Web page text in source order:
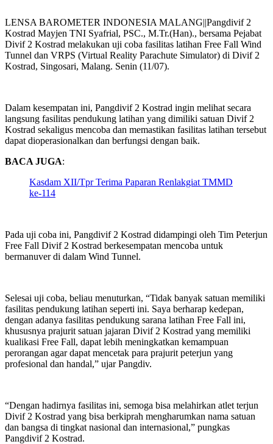
LENSA BAROMETER INDONESIA MALANG||Pangdivif 2
Kostrad Mayjen TNI Syafrial, PSC., M.Tr.(Han)., bersama Pejabat
Divif 2 Kostrad melakukan uji coba fasilitas latihan Free Fall Wind
Tunnel dan VRPS (Virtual Reality Parachute Simulator) di Divif 2
Kostrad, Singosari, Malang. Senin (11/07).
Dalam kesempatan ini, Pangdivif 2 Kostrad ingin melihat secara
langsung fasilitas pendukung latihan yang dimiliki satuan Divif 2
Kostrad sekaligus mencoba dan memastikan fasilitas latihan tersebut
dapat dioperasionalkan dan berfungsi dengan baik.
BACA JUGA:
Kasdam XII/Tpr Terima Paparan Renlakgiat TMMD
ke-114
Pada uji coba ini, Pangdivif 2 Kostrad didampingi oleh Tim Peterjun
Free Fall Divif 2 Kostrad berkesempatan mencoba untuk
bermanuver di dalam Wind Tunnel.
Selesai uji coba, beliau menuturkan, “Tidak banyak satuan memiliki
fasilitas pendukung latihan seperti ini. Saya berharap kedepan,
dengan adanya fasilitas pendukung sarana latihan Free Fall ini,
khususnya prajurit satuan jajaran Divif 2 Kostrad yang memiliki
kualikasi Free Fall, dapat lebih meningkatkan kemampuan
perorangan agar dapat mencetak para prajurit peterjun yang
profesional dan handal,” ujar Pangdiv.
“Dengan hadirnya fasilitas ini, semoga bisa melahirkan atlet terjun
Divif 2 Kostrad yang bisa berkiprah mengharumkan nama satuan
dan bangsa di tingkat nasional dan internasional,” pungkas
Pangdivif 2 Kostrad.